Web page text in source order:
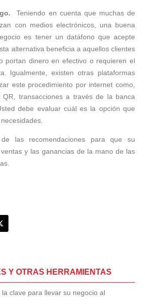
Teniendo en cuenta que muchas de
con medios electrónicos, una buena
es tener un datáfono que acepte
alternativa beneficia a aquellos clientes
portan dinero en efectivo o requieren el
Igualmente, existen otras plataformas
este procedimiento por internet como,
QR, transacciones a través de la banca
debe evaluar cuál es la opción que
las recomendaciones para que su
y las ganancias de la mano de las
Y OTRAS HERRAMIENTAS
la clave para llevar su negocio al